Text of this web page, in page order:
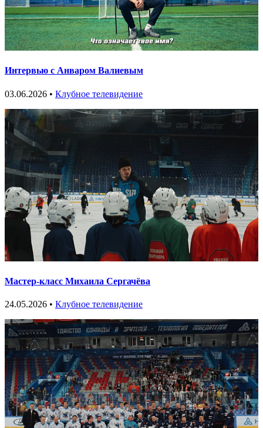
Интервью с Анваром Валиевым
03.06.2026 • Клубное телевидение
Мастер-класс Михаила Сергачёва
24.05.2026 • Клубное телевидение